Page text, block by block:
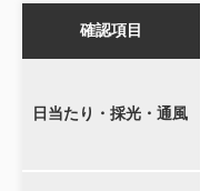
確認項目
日当たり・採光・通風